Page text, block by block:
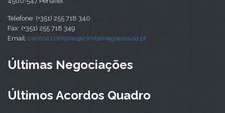
Telefone: (+351) 255 718 340
Fax: (+351) 255 718 349
Email: central.compras@cimtamegaesousa.pt
Últimas Negociações
Últimos Acordos Quadro